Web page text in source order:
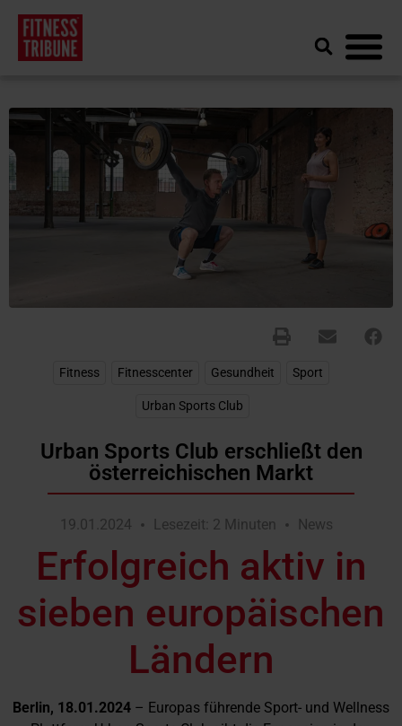
Fitness Fitnesscenter Gesundheit Sport
Urban Sports Club
Urban Sports Club erschließt den
österreichischen Markt
19.01.2024 Lesezeit: 2 Minuten News
Erfolgreich aktiv in
sieben europäischen
Ländern
Berlin, 18.01.2024 – Europas führende Sport- und Wellness